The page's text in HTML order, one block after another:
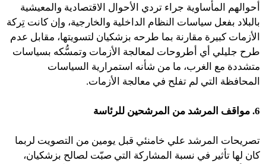
أحوالهم المأساوية جراء تردي الأحوال الاقتصادية والمعيشية
بالبلاد بفعل سياسات النظام الداخلية والخارجية، وإن كانت تِركة
الأزمات كبيرة مقارنة بما طرحه بزشكيان لتسويتها، مقابل عدم
طرح جليلي أي أطروحات لمعالجة الأزمات وتمسُّكه بسياسات
متشددة مع الغرب، ما من شأنه استمرارية السياسات
المحافظة التي لم تفلح في معالجة الأزمات.
6. مواقف المرشد من المرشحين للرئاسة
تصريحات المرشد علي خامنئي قبل يومين من التصويت لربما
كان لها تأثير في نسبة المشاركة التي صبّت لصالح بزشكيان،